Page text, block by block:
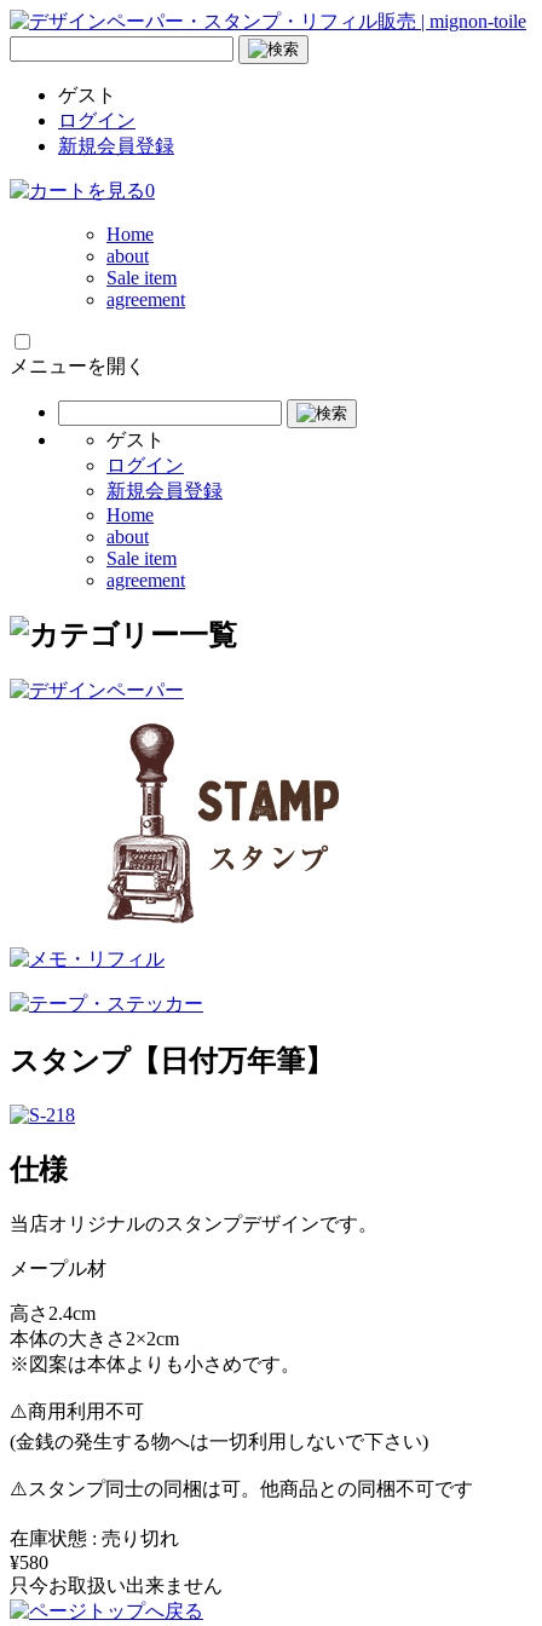
ゲスト
ログイン
新規会員登録
0
Home
about
Sale item
agreement
メニューを開く
ゲスト
ログイン
新規会員登録
Home
about
Sale item
agreement
スタンプ【日付万年筆】
仕様
当店オリジナルのスタンプデザインです。
メープル材
高さ2.4cm
本体の大きさ2×2cm
※図案は本体よりも小さめです。
⚠️商用利用不可
(金銭の発生する物へは一切利用しないで下さい)
⚠️スタンプ同士の同梱は可。他商品との同梱不可です
在庫状態 : 売り切れ
¥580
只今お取扱い出来ません